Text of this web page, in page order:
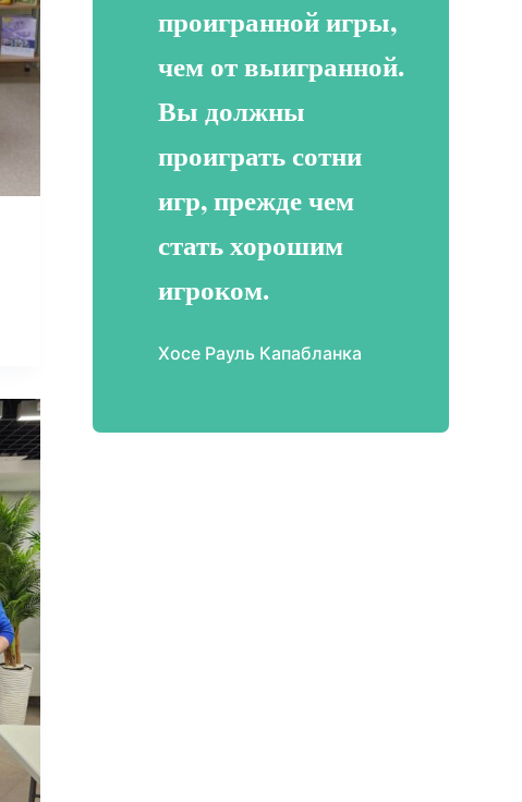
проигранной игры,
чем от выигранной.
Вы должны
проиграть сотни
игр, прежде чем
стать хорошим
игроком.
Хосе Рауль Капабланка